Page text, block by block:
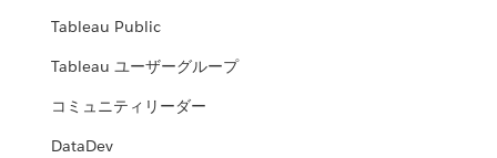
Tableau Public
Tableau ユーザーグループ
コミュニティリーダー
DataDev